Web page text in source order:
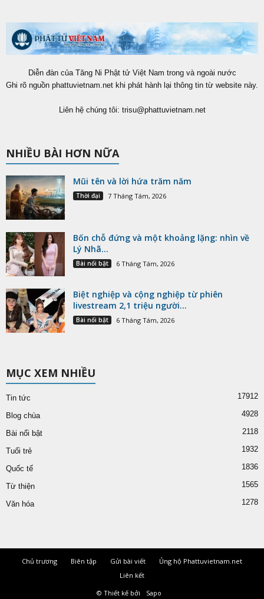
Diễn đàn của Tăng Ni Phật tử Việt Nam trong và ngoài nước
Ghi rõ nguồn phattuvietnam.net khi phát hành lại thông tin từ website này.
Liên hệ chúng tôi: trisu@phattuvietnam.net
NHIỀU BÀI HƠN NỮA
Mũi tên và lời hứa trăm năm
Thời đại 7 Tháng Tám, 2026
Bốn chỗ đứng và một khoảng lặng: nhìn về
Lý Nhã...
Bài nổi bật 6 Tháng Tám, 2026
Biệt nghiệp và cộng nghiệp từ phiên
livestream 2,1 triệu người...
Bài nổi bật 6 Tháng Tám, 2026
MỤC XEM NHIỀU
Tin tức 17912
Blog chùa 4928
Bài nổi bật 2118
Tuổi trẻ 1932
Quốc tế 1836
Từ thiện 1565
Văn hóa 1278
Chủ trương Biên tập Gửi bài viết
Ủng hộ Phattuvietnam.net
Liên kết
© Thiết kế bởi
Sapo